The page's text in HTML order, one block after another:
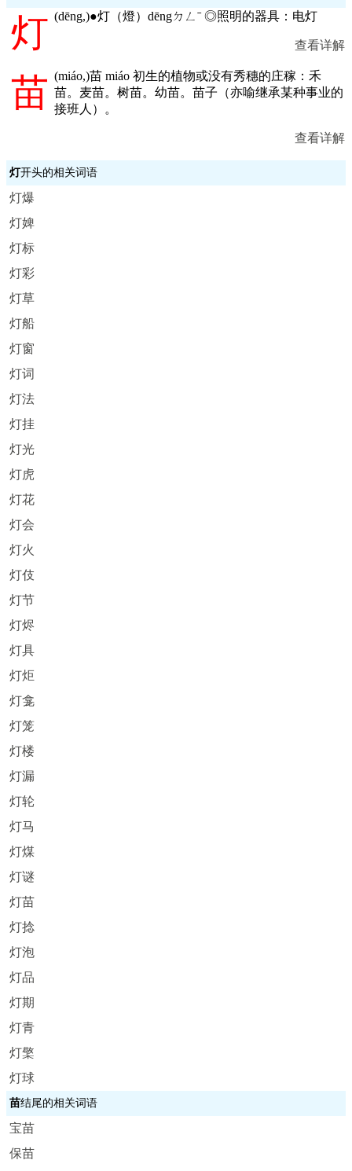
灯 (dēng,)●灯（燈）dēngㄉㄥˉ ◎照明的器具：电灯
查看详解
苗 (miáo,)苗 miáo 初生的植物或没有秀穗的庄稼：禾
苗。麦苗。树苗。幼苗。苗子（亦喻继承某种事业的
接班人）。
查看详解
灯开头的相关词语
灯爆
灯婢
灯标
灯彩
灯草
灯船
灯窗
灯词
灯法
灯挂
灯光
灯虎
灯花
灯会
灯火
灯伎
灯节
灯烬
灯具
灯炬
灯龛
灯笼
灯楼
灯漏
灯轮
灯马
灯煤
灯谜
灯苗
灯捻
灯泡
灯品
灯期
灯青
灯檠
灯球
苗结尾的相关词语
宝苗
保苗